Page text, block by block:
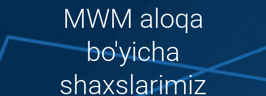
MWM aloqa
bo'yicha
shaxslarimiz